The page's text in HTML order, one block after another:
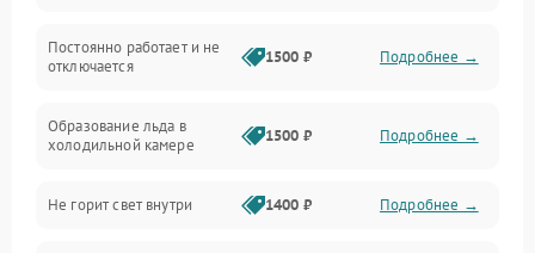
Постоянно работает и не
отключается
1500 ₽ Подробнее →
Образование льда в
холодильной камере
1500 ₽ Подробнее →
Не горит свет внутри 1400 ₽ Подробнее →